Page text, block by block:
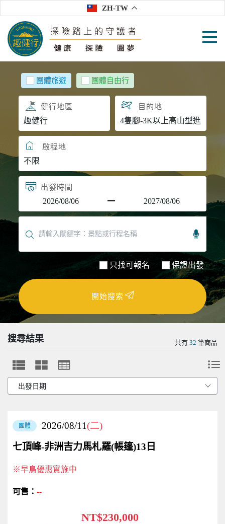
ZH-TW
團體旅遊 團體自由行
目的地
啟程地
出發時間
只找可報名 保證出發
開始搜索
搜尋結果 共有 32 筆商品
團體 2026/08/11(二)
七頂峰-非洲吉力馬札羅(帳篷)13日
※早鳥優惠實施中
--
NT$230,000